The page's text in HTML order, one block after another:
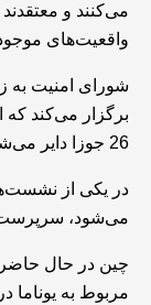
می‌کنند و
واقعیت‌های
شورای امنیت به
برگزار می‌کند
26 جوزا دایر می‌شود، ماموریت یوناما تمدید شود.
در یکی از
می‌شود، سرپرست
چین در حال
مربوط به